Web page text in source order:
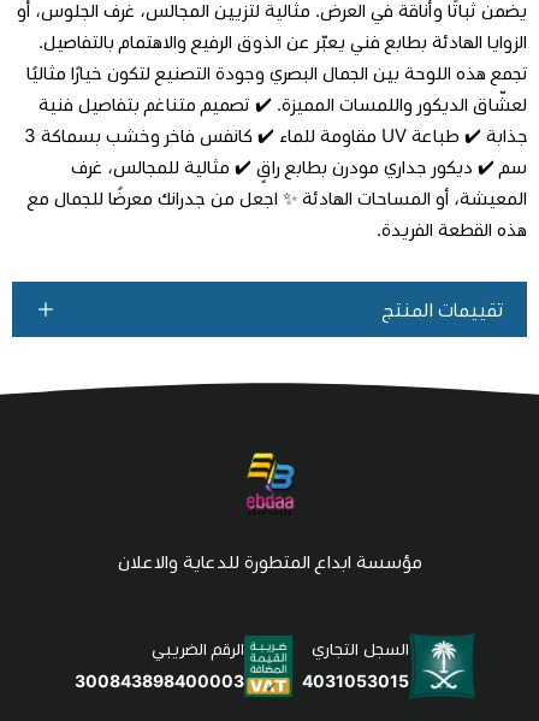
اطلب المنتج
يضمن ثباتًا وأناقة في العرض. مثالية لتزيين المجالس، غرف الجلوس، أو
الزوايا الهادئة بطابع فني يعبّر عن الذوق الرفيع والاهتمام بالتفاصيل.
تجمع هذه اللوحة بين الجمال البصري وجودة التصنيع لتكون خيارًا مثاليًا
لعشّاق الديكور واللمسات المميزة. ✔️ تصميم متناغم بتفاصيل فنية
جذابة ✔️ طباعة UV مقاومة للماء ✔️ كانفس فاخر وخشب بسماكة 3
سم ✔️ ديكور جداري مودرن بطابع راقٍ ✔️ مثالية للمجالس، غرف
المعيشة، أو المساحات الهادئة ✨ اجعل من جدرانك معرضًا للجمال مع
هذه القطعة الفريدة.
تقييمات المنتج
مؤسسة ابداع المتطورة للدعاية والاعلان
السجل التجاري
4031053015
الرقم الضريبي
300843898400003